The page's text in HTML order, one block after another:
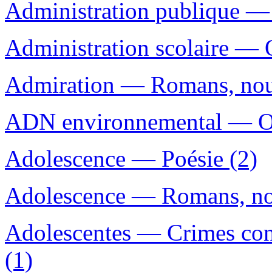
Administration publique —
Administration scolaire —
Admiration — Romans,
ADN environnemental —
Adolescence — Poésie (2)
Adolescence — Romans,
Adolescentes — Crimes
(1)